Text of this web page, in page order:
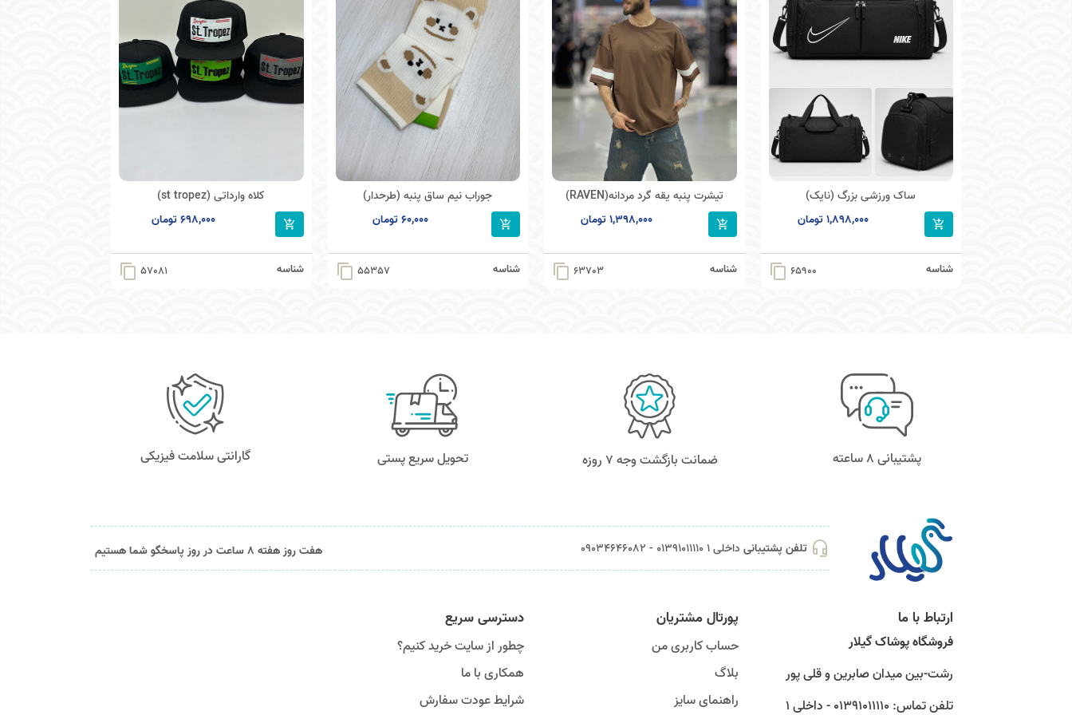
ساک ورزشی بزرگ (نایک)
1,898,000 تومان
شناسه 65900
content_copy
تیشرت پنبه یقه گرد مردانه(RAVEN)
1,398,000 تومان
شناسه 63703
content_copy
جوراب نیم ساق پنبه (طرحدار)
60,000 تومان
شناسه 55357
content_copy
کلاه وارداتی (st tropez)
698,000 تومان
شناسه 57081
content_copy
پشتیبانی 8 ساعته ضمانت بازگشت وجه ۷ روزه تحویل سریع پستی گارانتی سلامت فیزیکی
headset_mic تلفن پشتیبانی داخلی 1 01391011110 - 09034646082 هفت روز هفته 8 ساعت در روز پاسخگو شما هستیم
ارتباط با ما
فروشگاه پوشاک گیلار
رشت-بین میدان صابرین و قلی پور
تلفن تماس: 01391011110 - داخلی 1
پورتال مشتریان
حساب کاربری من
بلاگ
راهنمای سایز
دسترسی سریع
چطور از سایت خرید کنیم؟
همکاری با ما
شرایط عودت سفارش